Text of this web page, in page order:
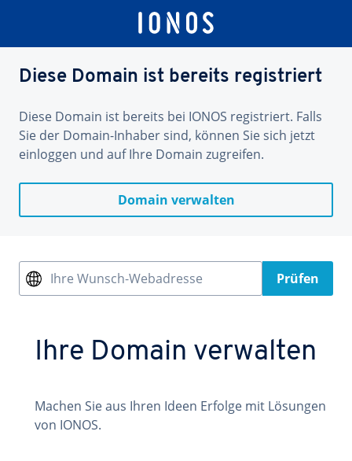
Diese Domain ist bereits registriert
Diese Domain ist bereits bei IONOS registriert. Falls
Sie der Domain-Inhaber sind, können Sie sich jetzt
einloggen und auf Ihre Domain zugreifen.
Domain verwalten
Ihre Wunsch-Webadresse Prüfen
Ihre Domain verwalten
Machen Sie aus Ihren Ideen Erfolge mit Lösungen
von IONOS.